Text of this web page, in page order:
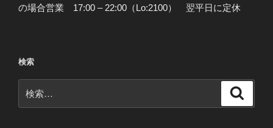
の場合営業 17:00 – 22:00（Lo:2100） 翌平日に定休
検索
索: